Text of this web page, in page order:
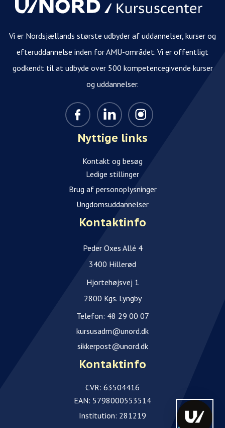
Vi er Nordsjællands største udbyder af uddannelser, kurser og
efteruddannelse inden for AMU-området. Vi er offentligt
godkendt til at udbyde over 500 kompetencegivende kurser
og uddannelser.
Nyttige links
Kontakt og besøg
Ledige stillinger
Brug af personoplysninger
Ungdomsuddannelser
Kontaktinfo
Peder Oxes Allé 4
3400 Hillerød
Hjortehøjsvej 1
2800 Kgs. Lyngby
Telefon: 48 29 00 07
kursusadm@unord.dk
sikkerpost@unord.dk
Kontaktinfo
CVR: 63504416
EAN: 5798000553514
Institution: 281219